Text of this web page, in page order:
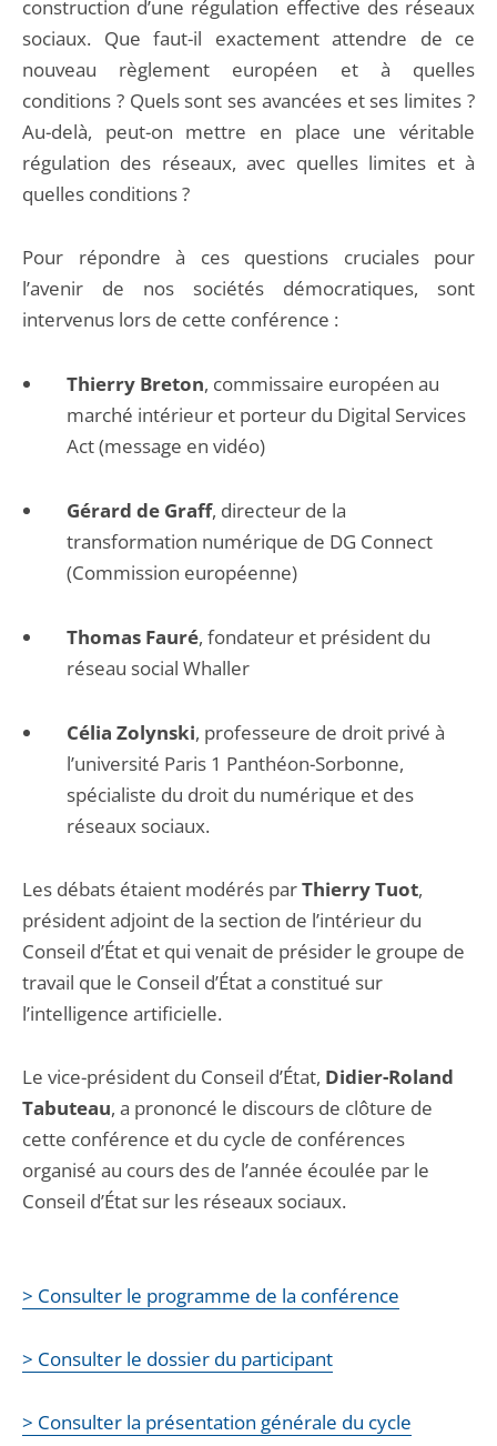
construction d’une régulation effective des réseaux
sociaux. Que faut-il exactement attendre de ce
nouveau règlement européen et à quelles
conditions ? Quels sont ses avancées et ses limites ?
Au-delà, peut-on mettre en place une véritable
régulation des réseaux, avec quelles limites et à
quelles conditions ?
Pour répondre à ces questions cruciales pour
l’avenir de nos sociétés démocratiques, sont
intervenus lors de cette conférence :
Thierry Breton, commissaire européen au
marché intérieur et porteur du Digital Services
Act (message en vidéo)
Gérard de Graff, directeur de la
transformation numérique de DG Connect
(Commission européenne)
Thomas Fauré, fondateur et président du
réseau social Whaller
Célia Zolynski, professeure de droit privé à
l’université Paris 1 Panthéon-Sorbonne,
spécialiste du droit du numérique et des
réseaux sociaux.
Les débats étaient modérés parThierry Tuot,
président adjoint de la section de l’intérieur du
Conseil d’État et qui venait de présider le groupe de
travail que le Conseil d’État a constitué sur
l’intelligence artificielle.
Le vice-président du Conseil d’État, Didier-Roland
Tabuteau, a prononcé le discours de clôture de
cette conférence et du cycle de conférences
organisé au cours des de l’année écoulée par le
Conseil d’État sur les réseaux sociaux.
> Consulter le programme de la conférence
> Consulter le dossier du participant
> Consulter la présentation générale du cycle